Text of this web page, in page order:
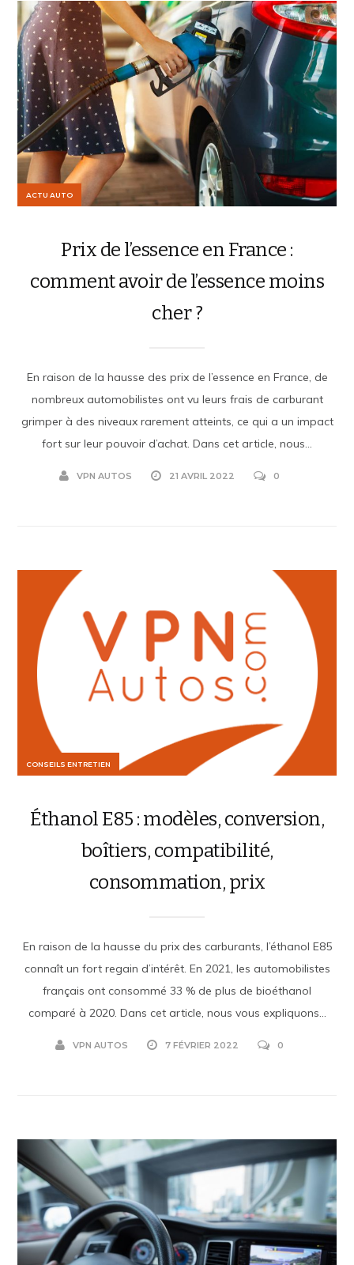
ACTU AUTO
Prix de l’essence en France :
comment avoir de l’essence moins
cher ?
En raison de la hausse des prix de l’essence en France, de
nombreux automobilistes ont vu leurs frais de carburant
grimper à des niveaux rarement atteints, ce qui a un impact
fort sur leur pouvoir d’achat. Dans cet article, nous...
VPN AUTOS 21 AVRIL 2022 0
CONSEILS ENTRETIEN
Éthanol E85 : modèles, conversion,
boîtiers, compatibilité,
consommation, prix
En raison de la hausse du prix des carburants, l’éthanol E85
connaît un fort regain d’intérêt. En 2021, les automobilistes
français ont consommé 33 % de plus de bioéthanol
comparé à 2020. Dans cet article, nous vous expliquons...
VPN AUTOS 7 FÉVRIER 2022 0